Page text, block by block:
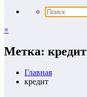
×
Метка: кредит
Главная
кредит